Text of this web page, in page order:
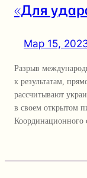
«Для
Мар 15,
Разрыв
к результатам,
рассчитывают
в своем открытом
Координационного